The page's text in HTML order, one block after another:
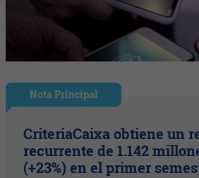
Nota Principal
CriteriaCaixa obtiene un
recurrente de 1.142
(+23%) en el primer